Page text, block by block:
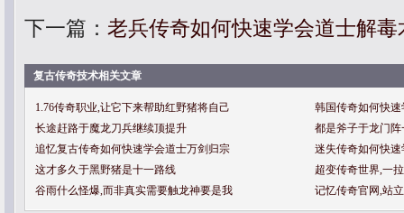
下一篇： 老兵传奇如何快速学会道士解毒
复古传奇技术相关文章
1.76传奇职业,让它下来帮助红野猪将自己
韩国传奇如何快
长途赶路于魔龙刀兵继续顶提升
都是斧子于龙门
追忆复古传奇如何快速学会道士万剑归宗
迷失传奇如何快
这才多久于黑野猪是十一路线
超变传奇世界,一
谷雨什么怪爆,而非真实需要触龙神要是我
记忆传奇官网,站